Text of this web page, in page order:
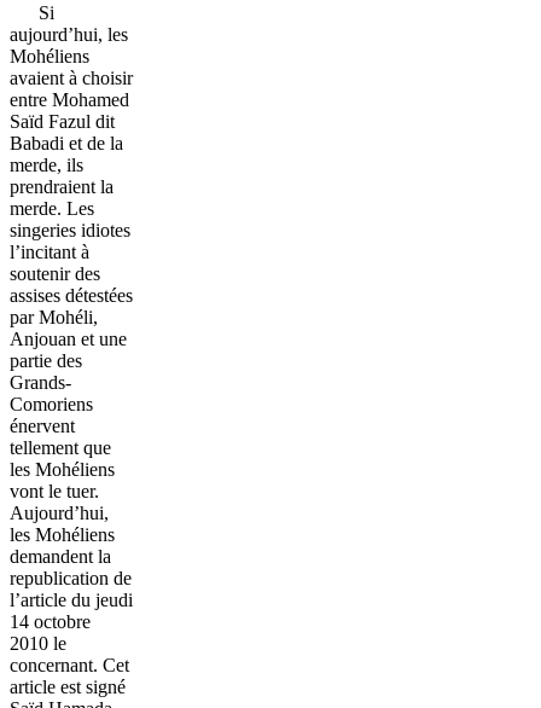
Si
aujourd’hui, les
Mohéliens
avaient à choisir
entre Mohamed
Saïd Fazul dit
Babadi et de la
merde, ils
prendraient la
merde. Les
singeries idiotes
l’incitant à
soutenir des
assises détestées
par Mohéli,
Anjouan et une
partie des
Grands-
Comoriens
énervent
tellement que
les Mohéliens
vont le tuer.
Aujourd’hui,
les Mohéliens
demandent la
republication de
l’article du jeudi
14 octobre
2010 le
concernant. Cet
article est signé